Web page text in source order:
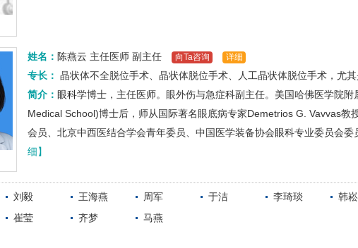
姓名： 陈燕云 主任医师 副主任 向Ta咨询 详细
专长： 晶状体不全脱位手术、晶状体脱位手术、人工晶状体脱位手术，尤
简介： 眼科学博士，主任医师。眼外伤与急症科副主任。美国哈佛医学院
Medical School)博士后，师从国际著名眼底病专家Demetrios G. Vavvas教
会员、北京中西医结合学会青年委员、中国医学装备协会眼科专业委员会委
细】
刘毅 王海燕 周军 于洁 李琦琰 韩崧
崔莹 齐梦 马燕